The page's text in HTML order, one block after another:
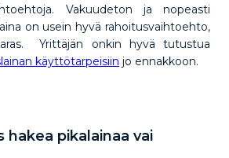
Vakuudeton ja nopeasti
on usein hyvä rahoitusvaihtoehto,
Yrittäjän onkin hyvä tutustua
käyttötarpeisiin jo ennakkoon.
hakea pikalainaa vai